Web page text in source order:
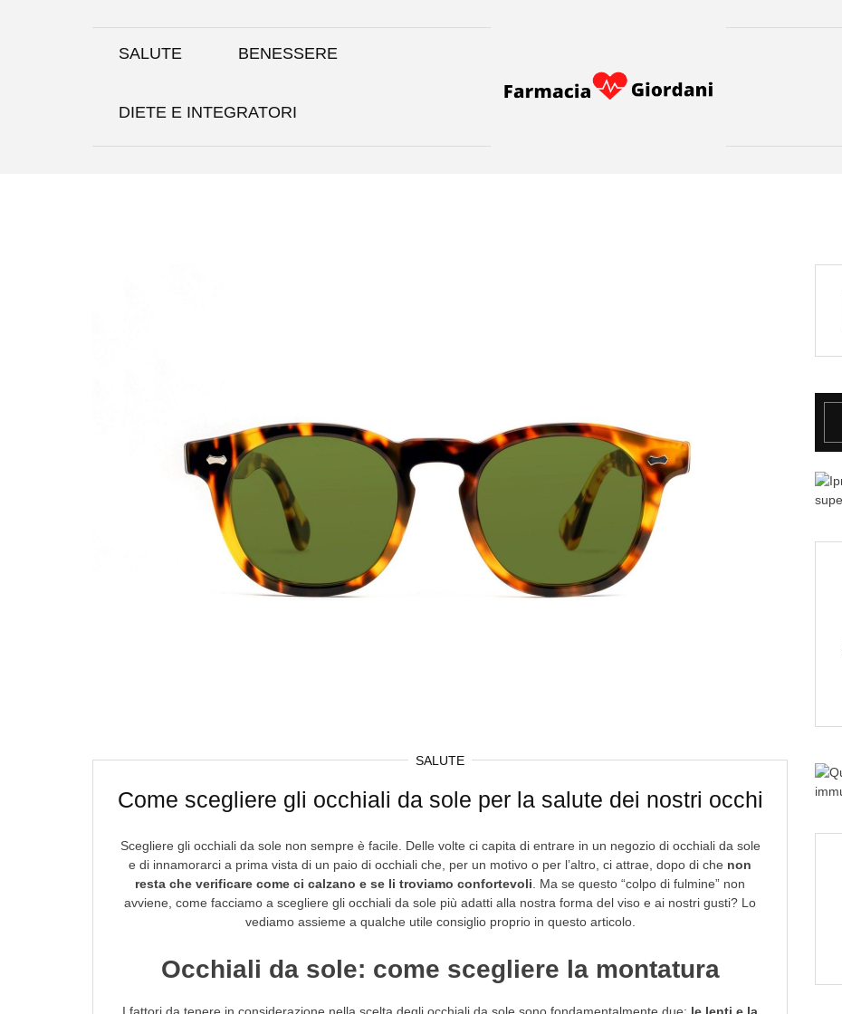
SALUTE BENESSERE
DIETE E INTEGRATORI
SALUTE
Come scegliere gli occhiali da sole per la salute dei nostri occhi
Scegliere gli occhiali da sole non sempre è facile. Delle volte ci capita di entrare in un negozio di occhiali da sole
e di innamorarci a prima vista di un paio di occhiali che, per un motivo o per l’altro, ci attrae, dopo di che non
resta che verificare come ci calzano e se li troviamo confortevoli . Ma se questo “colpo di fulmine” non
avviene, come facciamo a scegliere gli occhiali da sole più adatti alla nostra forma del viso e ai nostri gusti? Lo
vediamo assieme a qualche utile consiglio proprio in questo articolo.
Occhiali da sole: come scegliere la montatura